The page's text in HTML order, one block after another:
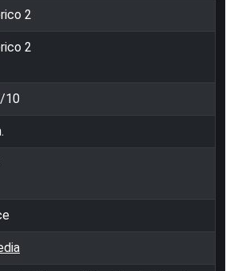
2
2
/10